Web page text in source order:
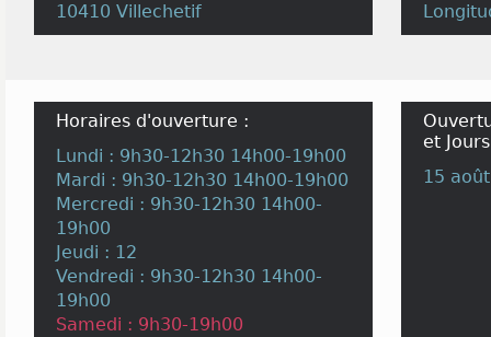
10410 Villechetif
Horaires d'ouverture :
Lundi : 9h30-12h30 14h00-19h00
Mardi : 9h30-12h30 14h00-19h00
Mercredi : 9h30-12h30 14h00-
19h00
Jeudi : 12
Vendredi : 9h30-12h30 14h00-
19h00
Samedi : 9h30-19h00
et
15